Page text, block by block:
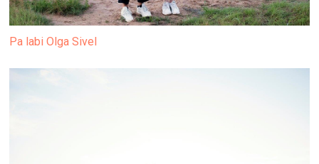
Pa labi Olga Sivel